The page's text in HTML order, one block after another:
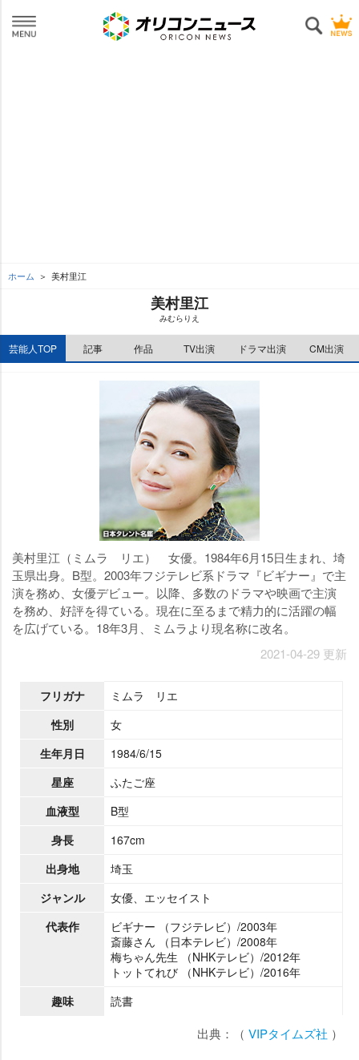
ホーム 美村里江
美村里江
みむらりえ
芸能人TOP 記事 作品 TV出演 ドラマ出演 CM出演
美村里江（ミムラ リエ） 女優。1984年6月15日生まれ、埼
玉県出身。B型。2003年フジテレビ系ドラマ『ビギナー』で主
演を務め、女優デビュー。以降、多数のドラマや映画で主演
を務め、好評を得ている。現在に至るまで精力的に活躍の幅
を広げている。18年3月、ミムラより現名称に改名。
2021-04-29 更新
フリガナ
ミムラ リエ
性別
女
生年月日
1984/6/15
星座
ふたご座
血液型
B型
身長
167cm
出身地
埼玉
ジャンル
女優、エッセイスト
代表作
ビギナー （フジテレビ）/2003年
斎藤さん （日本テレビ）/2008年
梅ちゃん先生 （NHKテレビ）/2012年
トットてれび （NHKテレビ）/2016年
趣味
読書
出典：（ VIPタイムズ社 ）